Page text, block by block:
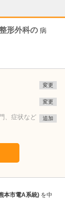
形外科の 病
変更
変更
、症状など
追加
本市電A系統) を中